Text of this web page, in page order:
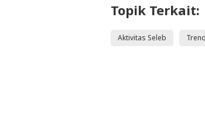
Topik Terkait:
Aktivitas Seleb